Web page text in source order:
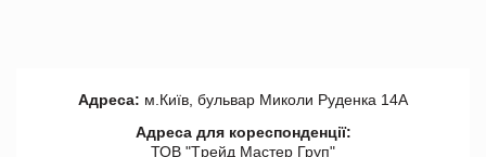
Адреса: м.Київ, бульвар Миколи Руденка 14А
Адреса для кореспонденції:
ТОВ "Tрейд Мастер Груп"